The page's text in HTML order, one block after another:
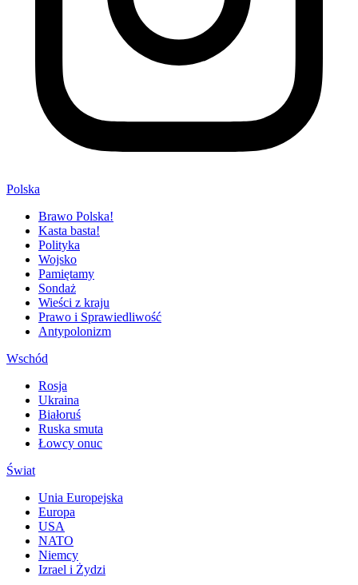
Polska
Brawo Polska!
Kasta basta!
Polityka
Wojsko
Pamiętamy
Sondaż
Wieści z kraju
Prawo i Sprawiedliwość
Antypolonizm
Wschód
Rosja
Ukraina
Białoruś
Ruska smuta
Łowcy onuc
Świat
Unia Europejska
Europa
USA
NATO
Niemcy
Izrael i Żydzi